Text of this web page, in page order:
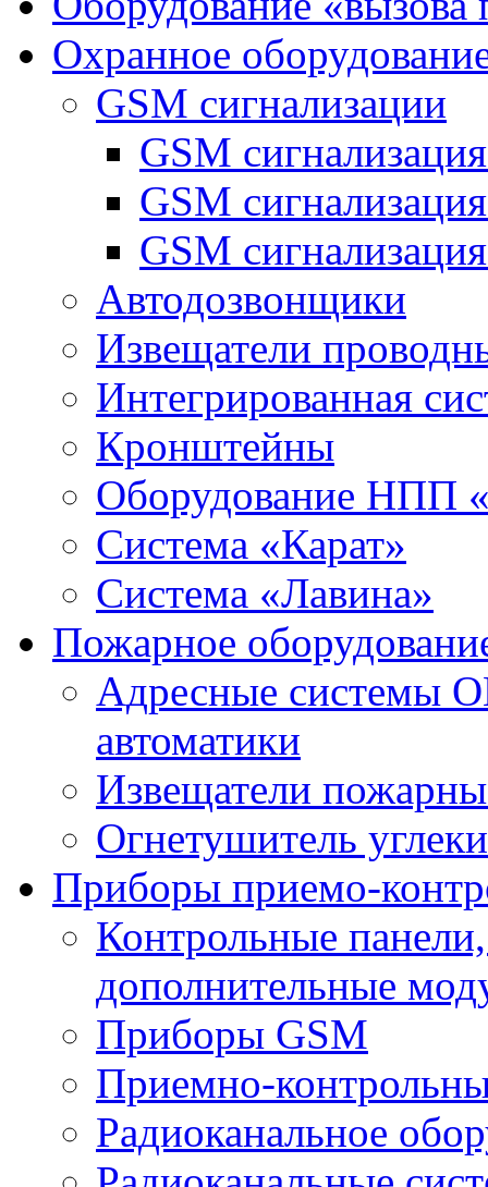
Охранное
GSM сигнализации
GSM
GSM
GSM
Автодозвонщики
Извещатели
Интегрированная
Кронштейны
Оборудование НПП
Система «Карат»
Система «Лавина»
Пожарное
Адресные системы
автоматики
Извещатели
Огнетушитель
Приборы приемо-
Контрольные
дополнительные
Приборы GSM
Приемно-
Радиоканальное